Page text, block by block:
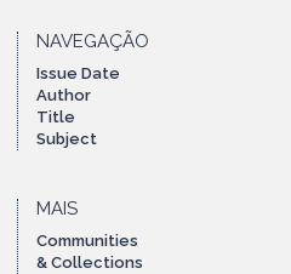
NAVEGAÇÃO
Issue Date
Author
Title
Subject
MAIS
Communities
& Collections